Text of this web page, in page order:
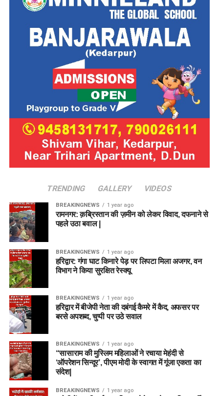
TRENDING GALLERY VIDEOS
BREAKINGNEWS 1 year ago
रामनगर: क़ब्रिस्तान की ज़मीन को लेकर विवाद, दफनाने से
पहले उठा बवाल |
BREAKINGNEWS 1 year ago
हरिद्वार: गंगा घाट किनारे पेड़ पर लिपटा मिला अजगर, वन
विभाग ने किया सुरक्षित रेस्क्यू
BREAKINGNEWS 1 year ago
हरिद्वार में बीजेपी नेता की दबंगई कैमरे में कैद, अफसर पर
बरसे अपशब्द, चुप्पी पर उठे सवाल
BREAKINGNEWS 1 year ago
“सासाराम की मुस्लिम महिलाओं ने रचाया मेहंदी से
‘ऑपरेशन सिन्दूर’, पीएम मोदी के स्वागत में गूंजा एकता का
संदेश|
BREAKINGNEWS 1 year ago